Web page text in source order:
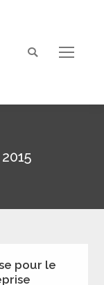
Search:
2015
pour le